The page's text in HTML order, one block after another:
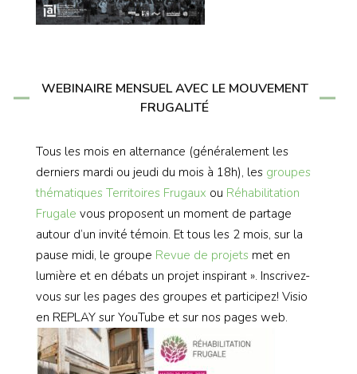
WEBINAIRE MENSUEL AVEC LE MOUVEMENT
FRUGALITÉ
Tous les mois en alternance (généralement les
derniers mardi ou jeudi du mois à 18h), les groupes
thématiques Territoires Frugaux ou Réhabilitation
Frugale vous proposent un moment de partage
autour d’un invité témoin. Et tous les 2 mois, sur la
pause midi, le groupe Revue de projets met en
lumière et en débats un projet inspirant ». Inscrivez-
vous sur les pages des groupes et participez! Visio
en REPLAY sur YouTube et sur nos pages web.